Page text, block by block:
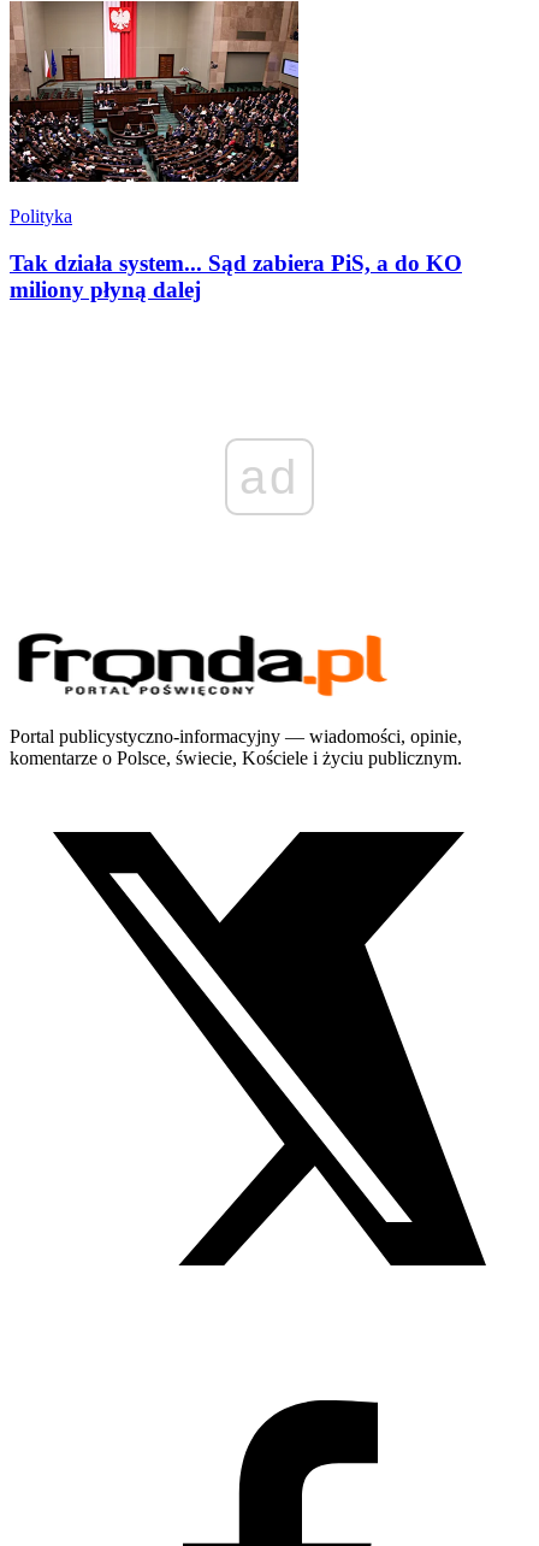
Polityka
Tak działa system... Sąd zabiera PiS, a do KO
miliony płyną dalej
ad
Portal publicystyczno-informacyjny — wiadomości, opinie,
komentarze o Polsce, świecie, Kościele i życiu publicznym.